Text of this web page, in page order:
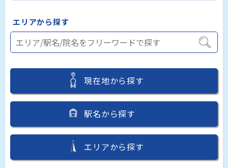
エリアから探す
現在地から探す
駅名から探す
エリアから探す